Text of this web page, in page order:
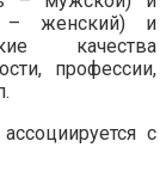
– женский) и
качества
профессии,
с